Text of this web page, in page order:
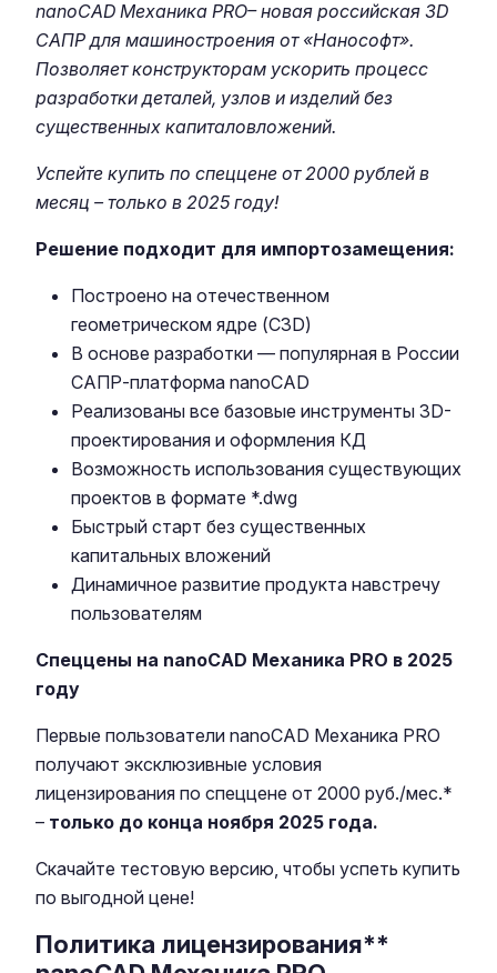
nanoCAD Механика PRO– новая российская 3D
САПР для машиностроения от «Нанософт».
Позволяет конструкторам ускорить процесс
разработки деталей, узлов и изделий без
существенных капиталовложений.
Успейте купить по спеццене от 2000 рублей в
месяц – только в 2025 году!
Решение подходит для импортозамещения:
Построено на отечественном
геометрическом ядре (С3D)
В основе разработки — популярная в России
САПР-платформа nanoCAD
Реализованы все базовые инструменты 3D-
проектирования и оформления КД
Возможность использования существующих
проектов в формате *.dwg
Быстрый старт без существенных
капитальных вложений
Динамичное развитие продукта навстречу
пользователям
Спеццены на nanoCAD Механика PRO в 2025
году
Первые пользователи nanoCAD Механика PRO
получают эксклюзивные условия
лицензирования по спеццене от 2000 руб./мес.*
– только до конца ноября 2025 года.
Скачайте тестовую версию, чтобы успеть купить
по выгодной цене!
Политика лицензирования**